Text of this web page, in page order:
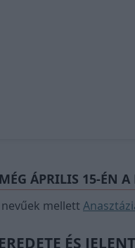
ÁPRILIS 15-ÉN A
mellett
ÉS